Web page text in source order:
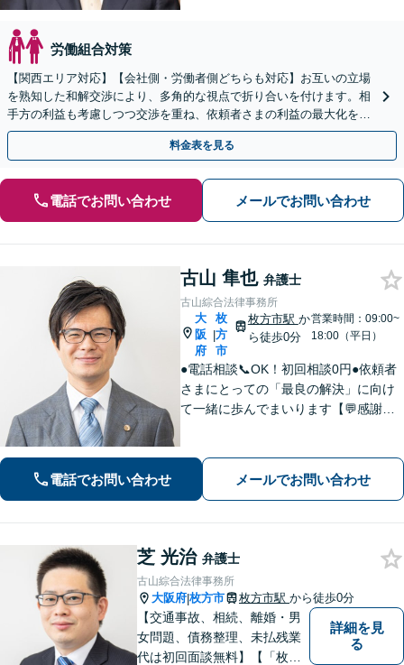
労働組合対策
【関西エリア対応】【会社側・労働者側どちらも対応】お互いの立場
を熟知した和解交渉により、多角的な視点で折り合いを付けます。相
手方の利益も考慮しつつ交渉を重ね、依頼者さまの利益の最大化を目
指す「不当解雇／労災の損害賠償請求／未払い残業代請求」
料金表を見る
電話でお問い合わせ メールでお問い合わせ
古山 隼也 弁護士
古山綜合法律事務所
大
阪
府
|
枚
方
市
枚方市駅 か
ら徒歩0分
営業時間：09:00~
18:00（平日）
●電話相談📞OK！初回相談0円●依頼者
さまにとっての「最良の解決」に向け
て一緒に歩んでまいります【💬感謝の
年以上】【土日祝日対応】【枚方市駅3
0秒／駅近で便利】
電話でお問い合わせ メールでお問い合わせ
芝 光治 弁護士
古山綜合法律事務所
大阪府|枚方市 枚方市駅 から徒歩0分
【交通事故、相続、離婚・男
女問題、債務整理、未払残業
代は初回面談無料】【「枚方
詳細を見
る